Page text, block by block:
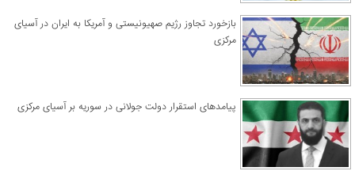
​بازخورد تجاوز رژیم صهیونیستی و آمریکا به ایران در آسیای
مرکزی
پیامدهای استقرار دولت جولانی در سوریه بر آسیای مرکزی